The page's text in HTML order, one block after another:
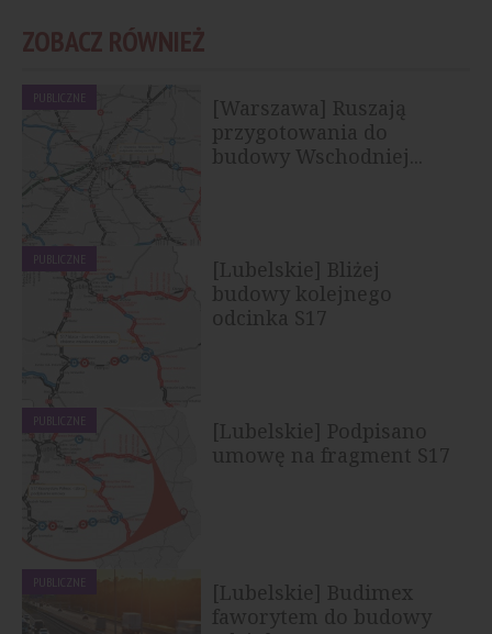
ZOBACZ RÓWNIEŻ
PUBLICZNE
[Warszawa] Ruszają
przygotowania do
budowy Wschodniej...
PUBLICZNE
[Lubelskie] Bliżej
budowy kolejnego
odcinka S17
PUBLICZNE
[Lubelskie] Podpisano
umowę na fragment S17
PUBLICZNE
[Lubelskie] Budimex
faworytem do budowy